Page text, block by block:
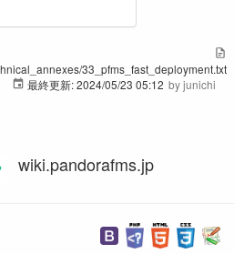
33_pfms_fast_deployment.txt
最終更新:2024/05/23 05:12 byjunichi
wiki.pandorafms.jp